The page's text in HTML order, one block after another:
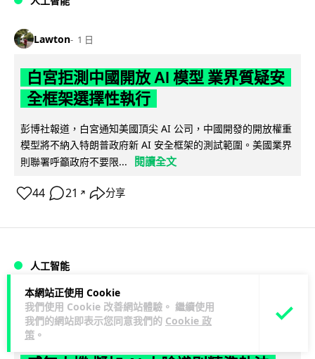
本網站正使用 Cookie
我們使用 Cookie 改善網站體驗。 繼續使用
我們的網站即表示您同意我們的 Cookie 政
策 。
Lawton 1 日
白宮拒測中國開放 AI 模型 業界質疑安
全框架選擇性執行
彭博社報道，白宮通知美國頂尖 AI 公司，中國開發的開放權重
模型將不納入特朗普政府新 AI 安全框架的測試範圍。美國業界
則聯署呼籲政府不要限...
閱讀全文
44 21 ↗ 分享
人工智能
Vin 1 日
地盤偷吸煙難逃高空法眼 勞工處出動熱